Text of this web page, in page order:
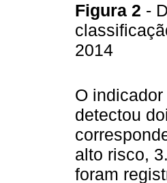
Figura 2 -
2014
O
detectou
alto risco,
foram